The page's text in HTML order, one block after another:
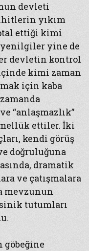
devleti
yıkım
ettiği kimi
yenilgiler yine de
devletin kontrol
kimi zaman
için kaba
“anlaşmazlık”
ettiler. İki
kendi görüş
doğruluğuna
dramatik
ve çatışmalara
mevzunun
tutumları